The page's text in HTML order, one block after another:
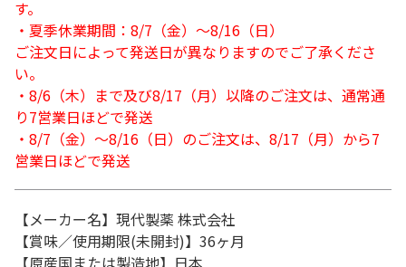
す。
・夏季休業期間：8/7（金）～8/16（日）
ご注文日によって発送日が異なりますのでご了承くださ
い。
・8/6（木）まで及び8/17（月）以降のご注文は、通常通
り7営業日ほどで発送
・8/7（金）～8/16（日）のご注文は、8/17（月）から7
営業日ほどで発送
【メーカー名】現代製薬 株式会社
【賞味／使用期限(未開封)】36ヶ月
【原産国または製造地】日本